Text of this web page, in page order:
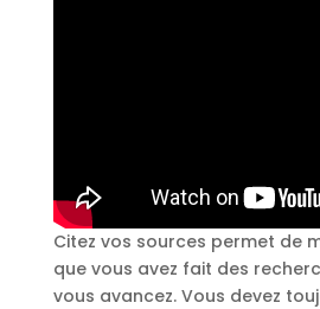
Citez vos sources permet de
que vous avez fait des
vous avancez. Vous devez